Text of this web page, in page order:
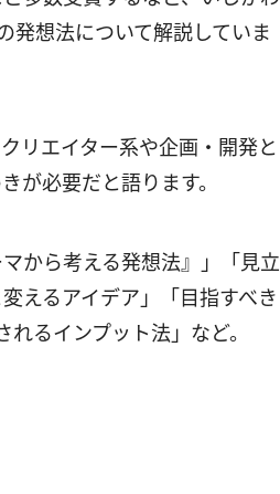
発想法について解説していま
リエイター系や企画・開発と
が必要だと語ります。
から考える発想法』」「見立
えるアイデア」「目指すべき
るインプット法」など。